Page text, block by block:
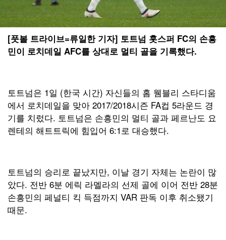
[풋볼 트라이브=류일한 기자] 토트넘 홋스퍼 FC의 손흥
민이 로치데일 AFC를 상대로 멀티 골을 기록했다.
토트넘은 1일 (한국 시간) 자신들의 홈 웸블리 스타디움
에서 로치데일을 맞아 2017/2018시즌 FA컵 5라운드 경
기를 치렀다. 토트넘은 손흥민의 멀티 골과 페르난도 요
렌테의 해트트릭에 힘입어 6:1로 대승했다.
토트넘의 승리로 끝났지만, 이날 경기 자체는 논란이 많
았다. 전반 6분 에릭 라멜라의 선제 골에 이어 전반 28분
손흥민의 페널티 킥 득점까지 VAR 판독 이후 취소됐기
때문.